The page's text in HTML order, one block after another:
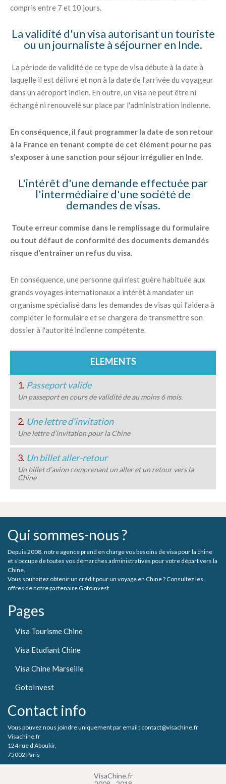
compris entre 7 et 10 jours.
La validité d'un visa autorisant un touriste
ou un journaliste à séjourner en Inde.
La période de validité de ce type de visa débute à la date à
laquelle il est délivré et non à la date de l'arrivée du voyageur
dans un aéroport indien. En outre, un visa ne peut être ni
échangé ni renouvelé sur place par l'administration indienne.
En conséquence, il faut programmer la date de son retour
à la France en tenant compte de cet élément pour ne pas
s'exposer à une sanction pour séjour irrégulier en Inde.
L'intérêt d'une demande effectuée par
l'intermédiaire d'une société de
demandes de visas.
Toute erreur commise dans le remplissage du formulaire
ou tout défaut de conformité des documents demandés
risque d'entraîner un refus du visa.
En conséquence, une personne qui n'est guère habituée aux
grands voyages internationaux a intérêt à mandater un
organisme spécialisé dans les demandes de visas qui l'aidera à
compléter le formulaire et se chargera de transmettre son
dossier à l'autorité indienne compétente.
ELEMENTS
1. Passeport valide
Un passeport en cours de validité de au moins 6 mois.
2. Une lettre d'invitation
Une lettre d’invitation pour la Chine
3. Un billet aller-retour
Un billet d’avion comprenant un aller et un retour vers la
Chine
Qui sommes-nous ?
Depuis 2008, notre agence prend en charge vos besoins de visa pour la chine
et s'occupe de toutes vos démarches administratives pour votre départ vers la
Chine.
Vous souhaitez obtenir un crédit pour un voyage en Chine ? Consultez les
offres de notre partenaire Gotoinvest
Pages
Visa Tourisme Chine
Visa Etudiant Chine
Visa Chine Marseille
GotoInvest
Contact info
Vous pouvez nous joindre uniquement par email : contact@visachine.fr
Visachine.fr
124 rue d'Aboukir,
75002 Paris
VisaChine.fr